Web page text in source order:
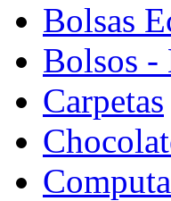
Bolsas
Bolsos -
Carpetas